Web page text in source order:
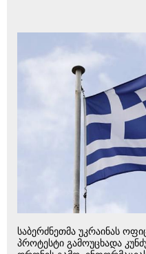
საბერძნეთმა უკრაინას
პროტესტი გამოუცხადა